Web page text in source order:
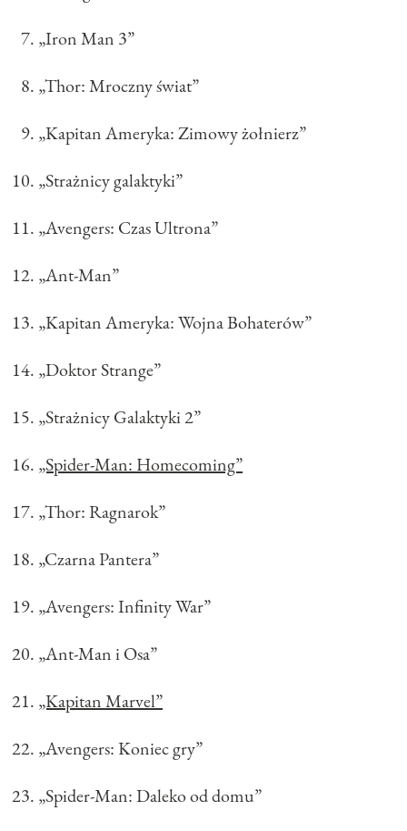
„Iron Man 3”
„Thor: Mroczny świat”
„Kapitan Ameryka: Zimowy żołnierz”
„Strażnicy galaktyki”
„Avengers: Czas Ultrona”
„Ant-Man”
„Kapitan Ameryka: Wojna Bohaterów”
„Doktor Strange”
„Strażnicy Galaktyki 2”
„Spider-Man: Homecoming”
„Thor: Ragnarok”
„Czarna Pantera”
„Avengers: Infinity War”
„Ant-Man i Osa”
„Kapitan Marvel”
„Avengers: Koniec gry”
„Spider-Man: Daleko od domu”